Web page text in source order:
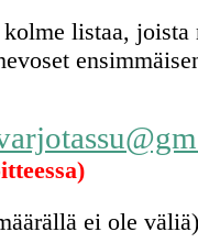
listaa,
ei ole väliä)